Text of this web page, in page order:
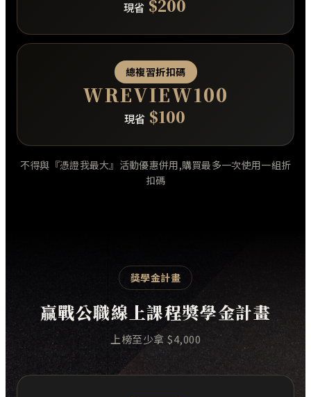
現省 $200
總複習折扣碼
WREVIEW100
現省 $100
不得與『憑證我最大』活動優惠併用,購買最多一次使用一組折
扣碼
獎學金計畫
贏戰公職線上課程獎學金計畫
上榜至少拿 $4,000